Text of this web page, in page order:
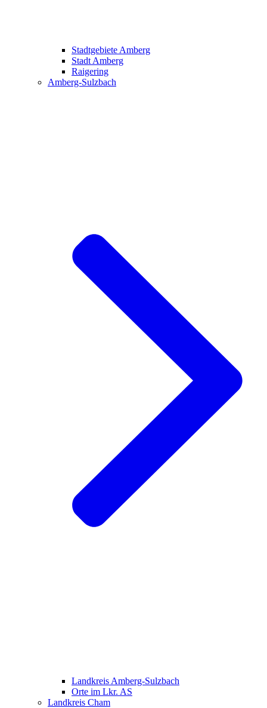
Stadtgebiete Amberg
Stadt Amberg
Raigering
Amberg-Sulzbach
Landkreis Amberg-Sulzbach
Orte im Lkr. AS
Landkreis Cham